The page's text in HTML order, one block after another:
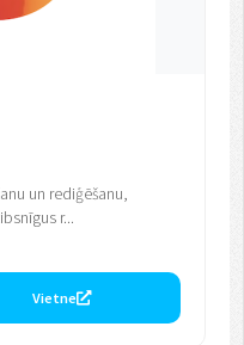
un rediģēšanu,
r...
Vietne